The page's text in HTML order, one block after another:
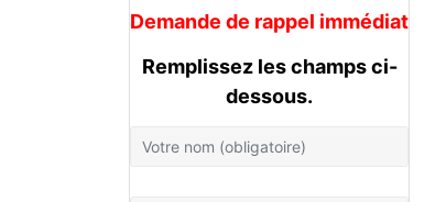
Demande de rappel immédiat
Remplissez les champs ci-
dessous.